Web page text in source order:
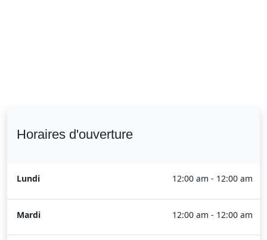
Horaires d'ouverture
Lundi 12:00 am - 12:00 am
Mardi 12:00 am - 12:00 am